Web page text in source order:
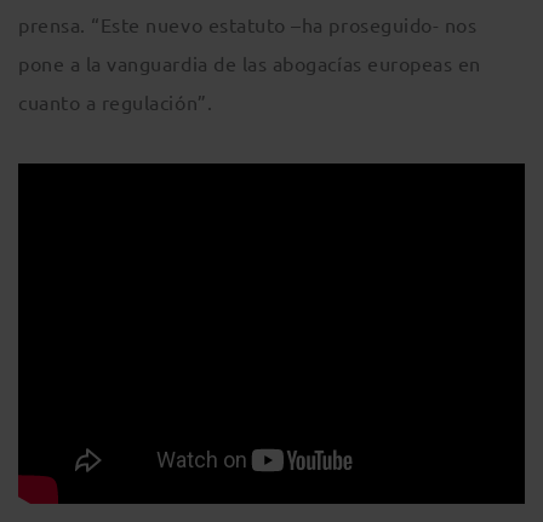
prensa. “Este nuevo estatuto –ha proseguido- nos
pone a la vanguardia de las abogacías europeas en
cuanto a regulación”.